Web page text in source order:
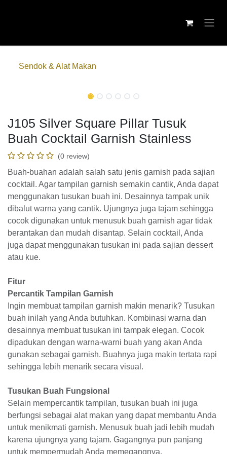
Sendok & Alat Makan
J105 Silver Square Pillar Tusuk
Buah Cocktail Garnish Stainless
(0 review)
Buah-buahan adalah salah satu jenis garnish pada sajian
cocktail. Agar tampilan garnish semakin cantik, Anda dapat
menggunakan tusukan buah ini. Desainnya tampak unik
dibalut warna yang cantik. Ujungnya juga tajam sehingga
cocok digunakan untuk menusuk buah garnish agar tidak
berantakan dan mudah disantap. Selain cocktail, Anda
juga dapat menggunakan tusukan ini pada sajian dessert
atau kue.
Fitur
Percantik Tampilan Garnish
Ingin membuat tampilan garnish makin menarik? Tusukan
buah inilah yang Anda butuhkan. Kombinasi warna dan
desainnya membuat tusukan ini tampak elegan. Cocok
dipadukan dengan warna-warni buah yang akan Anda
gunakan sebagai garnish. Buahnya juga makin tertata rapi
sehingga lebih menarik secara visual.
Tusukan Buah Fungsional
Selain mempercantik tampilan, tusukan buah ini juga
berfungsi sebagai alat makan yang dapat membantu Anda
untuk menikmati garnish. Menusuk buah jadi lebih mudah
karena ujungnya yang tajam. Gagangnya pun panjang
untuk mempermudah Anda memegangnya.